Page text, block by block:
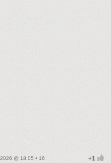
@ 18:05 • 16